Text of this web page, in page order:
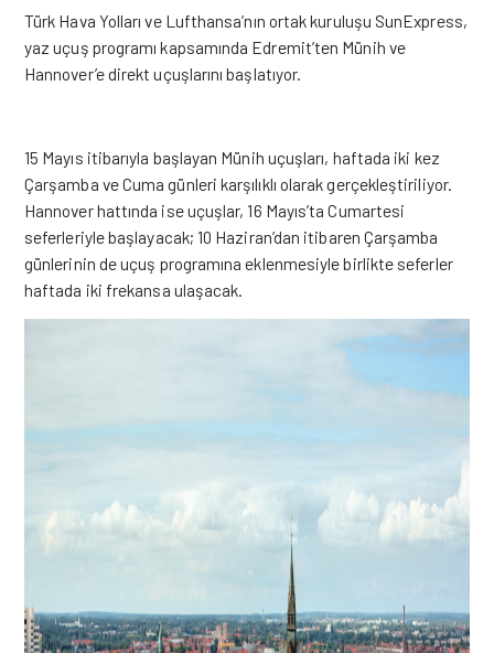
Türk Hava Yolları ve Lufthansa’nın ortak kuruluşu SunExpress,
yaz uçuş programı kapsamında Edremit’ten Münih ve
Hannover’e direkt uçuşlarını başlatıyor.
15 Mayıs itibarıyla başlayan Münih uçuşları, haftada iki kez
Çarşamba ve Cuma günleri karşılıklı olarak gerçekleştiriliyor.
Hannover hattında ise uçuşlar, 16 Mayıs’ta Cumartesi
seferleriyle başlayacak; 10 Haziran’dan itibaren Çarşamba
günlerinin de uçuş programına eklenmesiyle birlikte seferler
haftada iki frekansa ulaşacak.